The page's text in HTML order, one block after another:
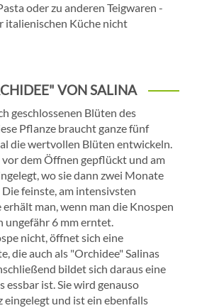
oder zu anderen Teigwaren -
italienischen Küche nicht
VON SALINA
geschlossenen Blüten des
Pflanze braucht ganze fünf
die wertvollen Blüten entwickeln.
dem Öffnen gepflückt und am
wo sie dann zwei Monate
feinste, am intensivsten
erhält man, wenn man die Knospen
ungefähr 6 mm erntet.
nicht, öffnet sich eine
die auch als "Orchidee" Salinas
bildet sich daraus eine
essbar ist. Sie wird genauso
eingelegt und ist ein ebenfalls